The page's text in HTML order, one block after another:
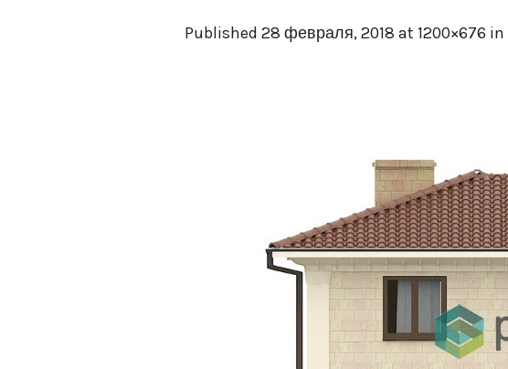
Published 28 февраля, 2018 at 1200×676 in